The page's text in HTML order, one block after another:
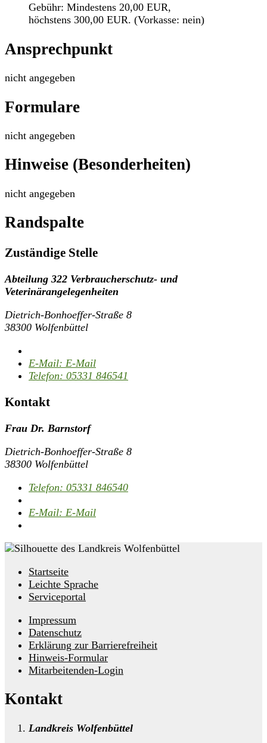
Gebühr: Mindestens 20,00 EUR,
höchstens 300,00 EUR. (Vorkasse: nein)
Ansprechpunkt
nicht angegeben
Formulare
nicht angegeben
Hinweise (Besonderheiten)
nicht angegeben
Randspalte
Zuständige Stelle
Abteilung 322 Verbraucherschutz- und
Veterinärangelegenheiten
Dietrich-Bonhoeffer-Straße 8
38300 Wolfenbüttel
E-Mail: E-Mail
Telefon: 05331 846541
Kontakt
Frau Dr. Barnstorf
Dietrich-Bonhoeffer-Straße 8
38300 Wolfenbüttel
Telefon: 05331 846540
E-Mail: E-Mail
Startseite
Leichte Sprache
Serviceportal
Impressum
Datenschutz
Erklärung zur Barrierefreiheit
Hinweis-Formular
Mitarbeitenden-Login
Kontakt
Landkreis Wolfenbüttel